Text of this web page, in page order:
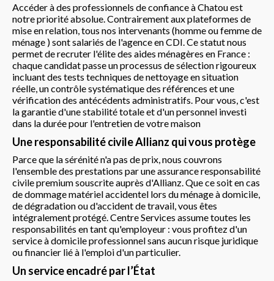
Accéder à des professionnels de confiance à Chatou est
notre priorité absolue. Contrairement aux plateformes de
mise en relation, tous nos intervenants (homme ou femme de
ménage ) sont salariés de l'agence en CDI. Ce statut nous
permet de recruter l'élite des aides ménagères en France :
chaque candidat passe un processus de sélection rigoureux
incluant des tests techniques de nettoyage en situation
réelle, un contrôle systématique des références et une
vérification des antécédents administratifs. Pour vous, c'est
la garantie d'une stabilité totale et d'un personnel investi
dans la durée pour l'entretien de votre maison
Une responsabilité civile Allianz qui vous protège
Parce que la sérénité n'a pas de prix, nous couvrons
l'ensemble des prestations par une assurance responsabilité
civile premium souscrite auprès d'Allianz. Que ce soit en cas
de dommage matériel accidentel lors du ménage à domicile,
de dégradation ou d'accident de travail, vous êtes
intégralement protégé. Centre Services assume toutes les
responsabilités en tant qu'employeur : vous profitez d'un
service à domicile professionnel sans aucun risque juridique
ou financier lié à l'emploi d'un particulier.
Un service encadré par l’État